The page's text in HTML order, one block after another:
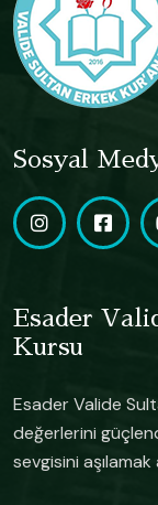
Sosyal
Esader
Kursu
Esader Valide
değerlerini
sevgisini